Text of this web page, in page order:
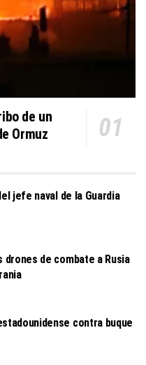
de un
Ormuz
jefe naval de la Guardia
drones de combate a Rusia
contra buque